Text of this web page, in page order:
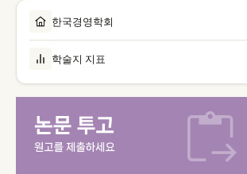
한국경영학회
학술지 지표